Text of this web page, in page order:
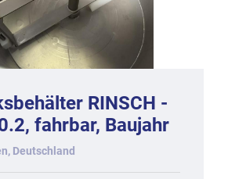
RINSCH -
fahrbar, Baujahr
Deutschland